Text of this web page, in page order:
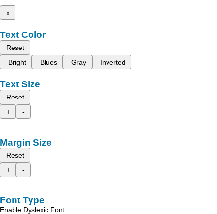
x
Text Color
Reset
Bright
Blues Gray Inverted
Text Size
Reset
+
-
Margin Size
Reset
+
-
Font Type
Enable Dyslexic Font